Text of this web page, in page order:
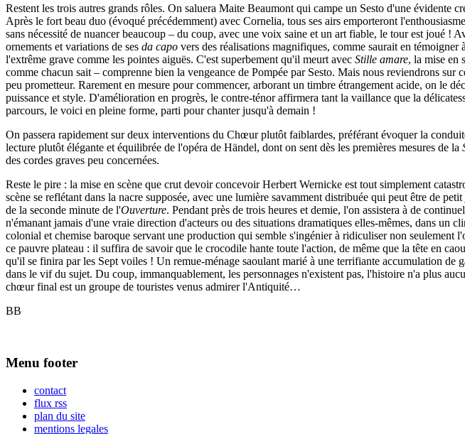
Restent les trois autres grands rôles. On saluera Maite Beaumont qui campe un Sesto d'une
Après le fort beau duo (évoqué précédemment) avec Cornelia, tous ses airs emporteront
sans nécessité de nuancer beaucoup – du coup, avec une voix saine et un art fiable, le tour est joué !
ornements et variations de ses da capo vers des réalisations magnifiques, comme saurait en témoigner
l'extrême grave comme les pointes aiguës. C'est superbement qu'il meurt avec Stille amare, la mise en
comme chacun sait – comprenne bien la vengeance de Pompée par Sesto. Mais nous reviendrons
peu prometteur. Rarement en mesure pour commencer, arborant un timbre étrangement acide, on le
puissance et style. D'amélioration en progrès, le contre-ténor affirmera tant la vaillance que la
parcours, le voici en pleine forme, parti pour chanter jusqu'à demain !
On passera rapidement sur deux interventions du Chœur plutôt faiblardes, préférant évoquer la
lecture plutôt élégante et équilibrée de l'opéra de Händel, dont on sent dès les premières mesures de la
des cordes graves peu concernées.
Reste le pire : la mise en scène que crut devoir concevoir Herbert Wernicke est tout simplement
scène se reflétant dans la nacre supposée, avec une lumière savamment distribuée qui peut être de
de la seconde minute de l'Ouverture. Pendant près de trois heures et demie, l'on assistera à de
n'émanant jamais d'une vraie direction d'acteurs ou des situations dramatiques elles-mêmes, dans un
colonial et chemise baroque servant une production qui semble s'ingénier à ridiculiser non seulement
ce pauvre plateau : il suffira de savoir que le crocodile hante toute l'action, de même que la tête en
qu'il se finira par les Sept voiles ! Un remue-ménage saoulant marié à une terrifiante accumulation
dans le vif du sujet. Du coup, immanquablement, les personnages n'existent pas, l'histoire n'a plus
chœur final est un groupe de touristes venus admirer l'Antiquité…
BB
Menu footer
contact
flux rss
plan du site
mentions legales